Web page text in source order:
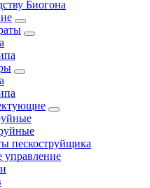
Биогона
пескоструйщика
управление